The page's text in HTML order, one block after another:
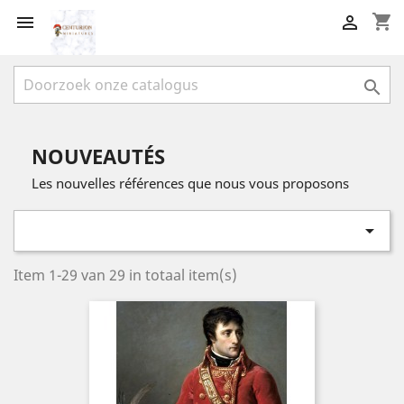
 shopping_cart


NOUVEAUTÉS
Les nouvelles références que nous vous proposons

Item 1-29 van 29 in totaal item(s)